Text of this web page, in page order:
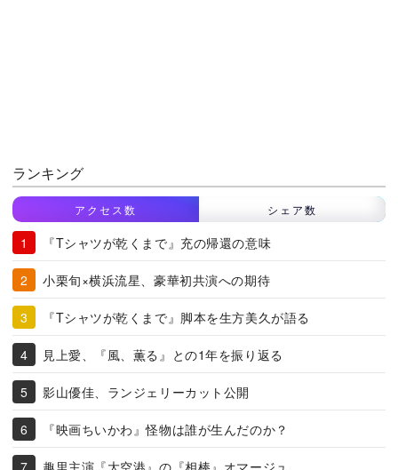
ランキング
アクセス数 シェア数
『Tシャツが乾くまで』充の帰還の意味
小栗旬×横浜流星、豪華初共演への期待
『Tシャツが乾くまで』脚本を生方美久が語る
見上愛、『風、薫る』との1年を振り返る
影山優佳、ランジェリーカット公開
『映画ちいかわ』怪物は誰が生んだのか？
趣里主演『大空港』の『相棒』オマージュ